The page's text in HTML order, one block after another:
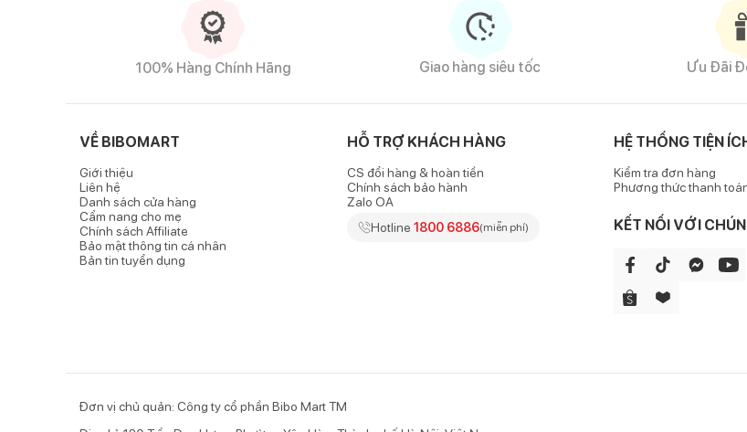
Khăn xô tắm 6 lớp 110x110 nhiều màu sắc
Đặc điểm nổi bật của sản phẩm
toàn cho sức khỏe và thân thiện với mọi làn da.
- Đường may tinh tế, viền được bo cẩn thận để khăn không bị xù lông hoặc sổ chỉ theo thời gian sử dụng.
Thiết kế tiện dụng, đa năng
- Khăn có kích thước lớn 110x110cm, mẹ có thể quấn trọn cơ thể bé sau khi tắm để tránh tình trạng bé bị
- Bề mặt khăn mềm mại, thấm hút tốt, lau khô cơ thể một cách nhanh chóng, đảm bảo không gây ra bất kỳ
100% Hàng Chính Hãng Giao hàng siêu tốc Ưu Đãi
VỀ BIBOMART
Giới thiệu
Liên hệ
Danh sách cửa hàng
Cẩm nang cho mẹ
Chính sách Affiliate
Bảo mật thông tin cá nhân
Bản tin tuyển dụng
HỖ TRỢ KHÁCH HÀNG
CS đổi hàng & hoàn tiền
Chính sách bảo hành
Zalo OA
Hotline 1800 6886(miễn phí)
HỆ THỐNG TIỆN
Kiểm tra đơn hàng
Phương thức thanh
KẾT NỐI VỚI
Đơn vị chủ quản: Công ty cổ phần Bibo Mart TM